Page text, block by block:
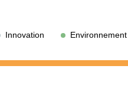
Innovation Environnement